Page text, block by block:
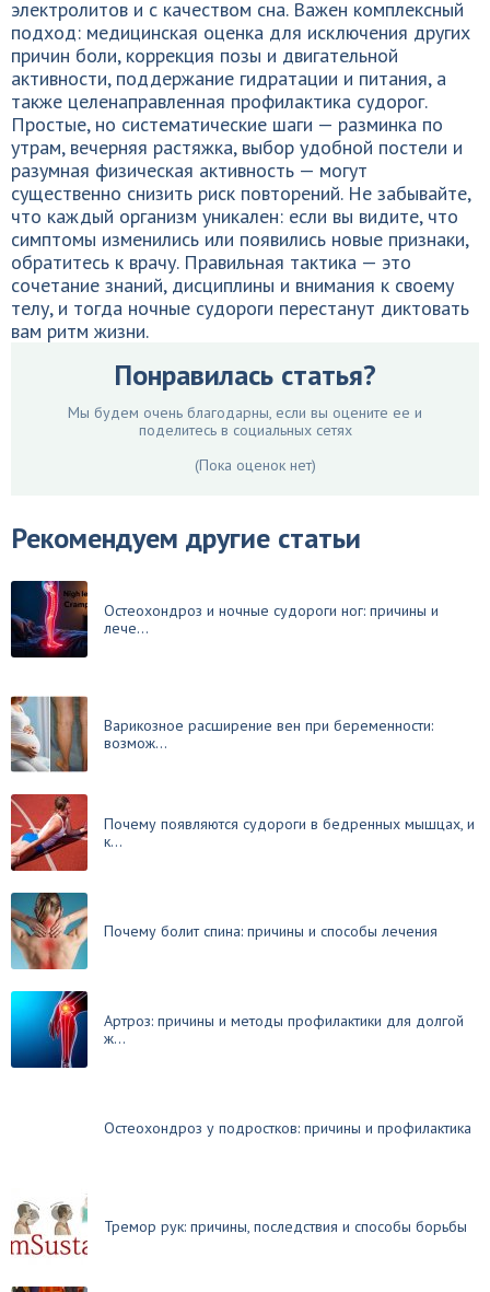
электролитов и с качеством сна. Важен комплексный
подход: медицинская оценка для исключения других
причин боли, коррекция позы и двигательной
активности, поддержание гидратации и питания, а
также целенаправленная профилактика судорог.
Простые, но систематические шаги — разминка по
утрам, вечерняя растяжка, выбор удобной постели и
разумная физическая активность — могут
существенно снизить риск повторений. Не забывайте,
что каждый организм уникален: если вы видите, что
симптомы изменились или появились новые признаки,
обратитесь к врачу. Правильная тактика — это
сочетание знаний, дисциплины и внимания к своему
телу, и тогда ночные судороги перестанут диктовать
вам ритм жизни.
Понравилась статья?
Мы будем очень благодарны, если вы оцените ее и
поделитесь в социальных сетях
(Пока оценок нет)
Рекомендуем другие статьи
Остеохондроз и ночные судороги ног: причины и
лече...
Варикозное расширение вен при беременности:
возмож...
Почему появляются судороги в бедренных мышцах, и
к...
Почему болит спина: причины и способы лечения
Артроз: причины и методы профилактики для долгой
ж...
Остеохондроз у подростков: причины и профилактика
Тремор рук: причины, последствия и способы борьбы